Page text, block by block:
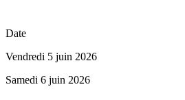
Date
Vendredi 5 juin 2026
Samedi 6 juin 2026